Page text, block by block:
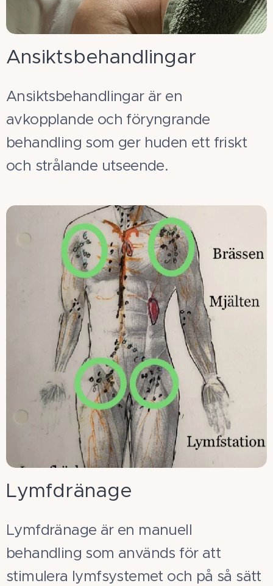
Ansiktsbehandlingar
Ansiktsbehandlingar är en
avkopplande och föryngrande
behandling som ger huden ett friskt
och strålande utseende.
Lymfdränage
Lymfdränage är en manuell
behandling som används för att
stimulera lymfsystemet och på så sätt